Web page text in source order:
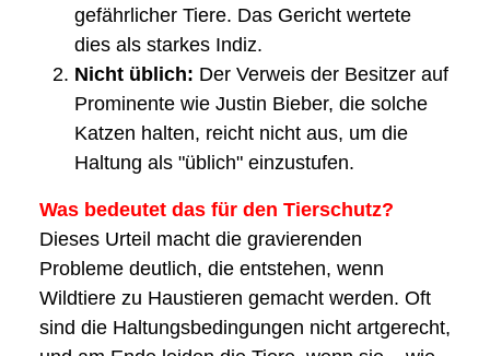
gefährlicher Tiere. Das Gericht wertete
dies als starkes Indiz.
Nicht üblich: Der Verweis der Besitzer auf
Prominente wie Justin Bieber, die solche
Katzen halten, reicht nicht aus, um die
Haltung als "üblich" einzustufen.
Was bedeutet das für den Tierschutz?
Dieses Urteil macht die gravierenden
Probleme deutlich, die entstehen, wenn
Wildtiere zu Haustieren gemacht werden. Oft
sind die Haltungsbedingungen nicht artgerecht,